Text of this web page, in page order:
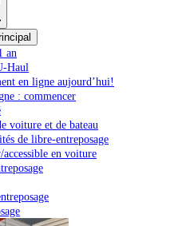
an
Haul
en ligne aujourd’hui!
: commencer
voiture et de bateau
de libre-entreposage
en voiture